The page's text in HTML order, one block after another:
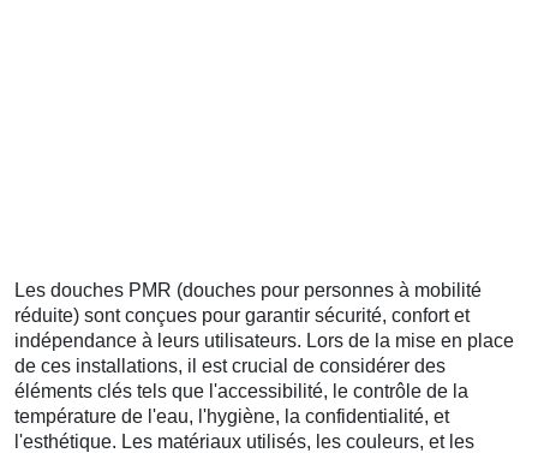
Les douches PMR (douches pour personnes à mobilité
réduite) sont conçues pour garantir sécurité, confort et
indépendance à leurs utilisateurs. Lors de la mise en place
de ces installations, il est crucial de considérer des
éléments clés tels que l'accessibilité, le contrôle de la
température de l'eau, l'hygiène, la confidentialité, et
l'esthétique. Les matériaux utilisés, les couleurs, et les